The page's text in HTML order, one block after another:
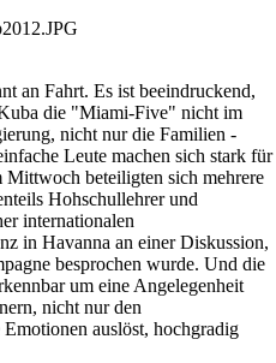
an Fahrt. Es ist beeindruckend,
die "Miami-Five" nicht im
nicht nur die Familien -
Leute machen sich stark für
beteiligten sich mehrere
Hohschullehrer und
internationalen
in Havanna an einer Diskussion,
besprochen wurde. Und die
um eine Angelegenheit
nicht nur den
auslöst, hochgradig